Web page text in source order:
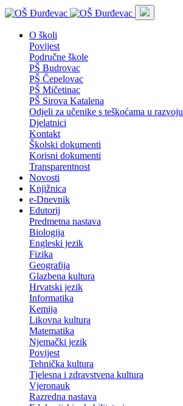
O školi
Povijest
Područne škole
PŠ Budrovac
PŠ Čepelovac
PŠ Mičetinac
PŠ Sirova Katalena
Odjeli za učenike s teškoćama u razvoju
Djelatnici
Kontakt
Školski dokumenti
Korisni dokumenti
Transparentnost
Novosti
Knjižnica
e-Dnevnik
Edutorij
Predmetna nastava
Biologija
Engleski jezik
Fizika
Geografija
Glazbena kultura
Hrvatski jezik
Informatika
Kemija
Likovna kultura
Matematika
Njemački jezik
Povijest
Tehnička kultura
Tjelesna i zdravstvena kultura
Vjeronauk
Razredna nastava